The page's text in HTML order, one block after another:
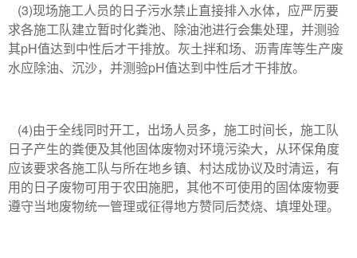
(3)现场施工人员的日子污水禁止直接排入水体，应严厉要
求各施工队建立暂时化粪池、除油池进行会集处理，并测验
其pH值达到中性后才干排放。灰土拌和场、沥青库等生产废
水应除油、沉沙，并测验pH值达到中性后才干排放。
(4)由于全线同时开工，出场人员多，施工时间长，施工队
日子产生的粪便及其他固体废物对环境污染大，从环保角度
应该要求各施工队与所在地乡镇、村达成协议及时清运，有
用的日子废物可用于农田施肥，其他不可使用的固体废物要
遵守当地废物统一管理或征得地方赞同后焚烧、填埋处理。